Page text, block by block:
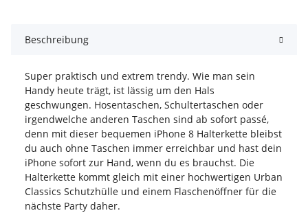
Beschreibung
Super praktisch und extrem trendy. Wie man sein
Handy heute trägt, ist lässig um den Hals
geschwungen. Hosentaschen, Schultertaschen oder
irgendwelche anderen Taschen sind ab sofort passé,
denn mit dieser bequemen iPhone 8 Halterkette bleibst
du auch ohne Taschen immer erreichbar und hast dein
iPhone sofort zur Hand, wenn du es brauchst. Die
Halterkette kommt gleich mit einer hochwertigen Urban
Classics Schutzhülle und einem Flaschenöffner für die
nächste Party daher.